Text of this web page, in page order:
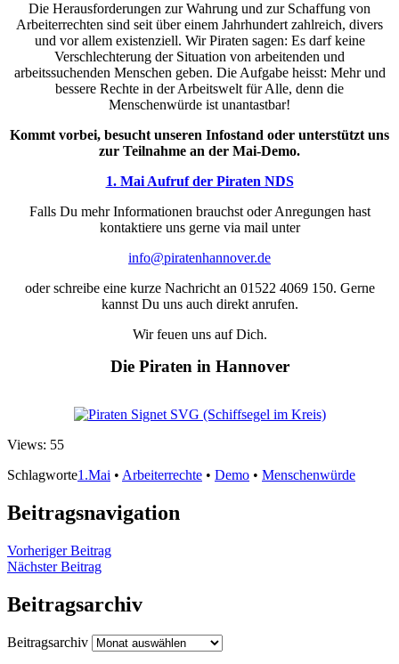
Die Herausforderungen zur Wahrung und zur Schaffung von
Arbeiterrechten sind seit über einem Jahrhundert zahlreich, divers
und vor allem existenziell. Wir Piraten sagen: Es darf keine
Verschlechterung der Situation von arbeitenden und
arbeitssuchenden Menschen geben. Die Aufgabe heisst: Mehr und
bessere Rechte in der Arbeitswelt für Alle, denn die
Menschenwürde ist unantastbar!
Kommt vorbei, besucht unseren Infostand oder unterstützt uns
zur Teilnahme an der Mai-Demo.
1. Mai Aufruf der Piraten NDS
Falls Du mehr Informationen brauchst oder Anregungen hast
kontaktiere uns gerne via mail unter
info@piratenhannover.de
oder schreibe eine kurze Nachricht an 01522 4069 150. Gerne
kannst Du uns auch direkt anrufen.
Wir feuen uns auf Dich.
Die Piraten in Hannover
Views: 55
Schlagworte1.Mai • Arbeiterrechte • Demo • Menschenwürde
Beitragsnavigation
Vorheriger Beitrag
Nächster Beitrag
Beitragsarchiv
Beitragsarchiv